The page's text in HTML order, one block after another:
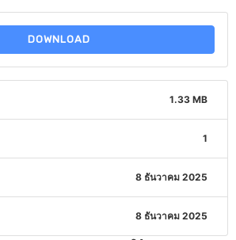
DOWNLOAD
1.33 MB
1
8 ธันวาคม 2025
8 ธันวาคม 2025